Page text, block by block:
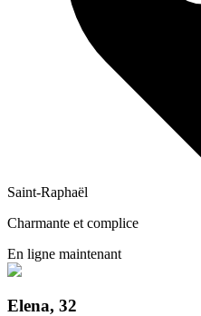
Saint-Raphaël
Charmante et complice
En ligne maintenant
Elena, 32